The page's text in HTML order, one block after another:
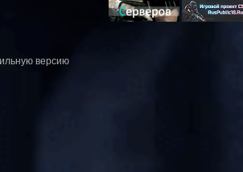
версию